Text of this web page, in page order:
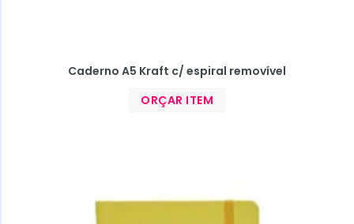
Caderno A5 Kraft c/ espiral removível
ORÇAR ITEM